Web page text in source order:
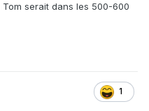
serait dans les 500-600
1